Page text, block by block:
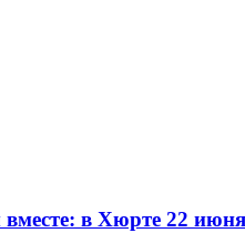
в Хюрте 22